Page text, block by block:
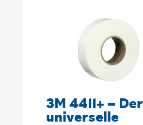
3M 4411+ – Der
universelle